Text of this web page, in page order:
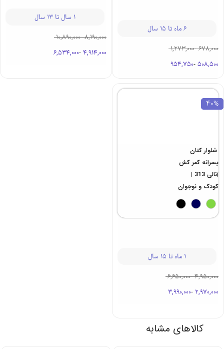
6 ماه تا 15 سال
678,000
-
1,273,000
508,500
-
954,750
1 سال تا 13 سال
8,190,000
-
10,890,000
4,914,000
-
6,534,000
40%
شلوار کتان
پسرانه کمر کش
آنالی 313 |
کودک و نوجوان
1 ماه تا 15 سال
4,950,000
-
6,650,000
2,970,000
-
3,990,000
کالاهای مشابه